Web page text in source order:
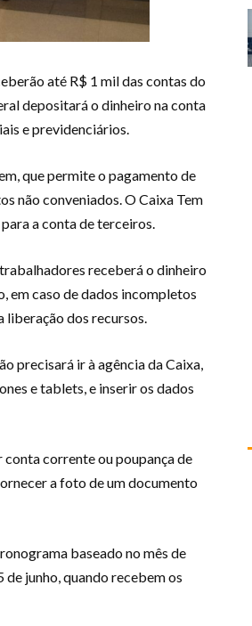
até R$ 1 mil das contas do
depositará o dinheiro na conta
e previdenciários.
que permite o pagamento de
não conveniados. O Caixa Tem
a conta de terceiros.
receberá o dinheiro
em caso de dados incompletos
liberação dos recursos.
precisará ir à agência da Caixa,
e tablets, e inserir os dados
corrente ou poupança de
a foto de um documento
baseado no mês de
junho, quando recebem os